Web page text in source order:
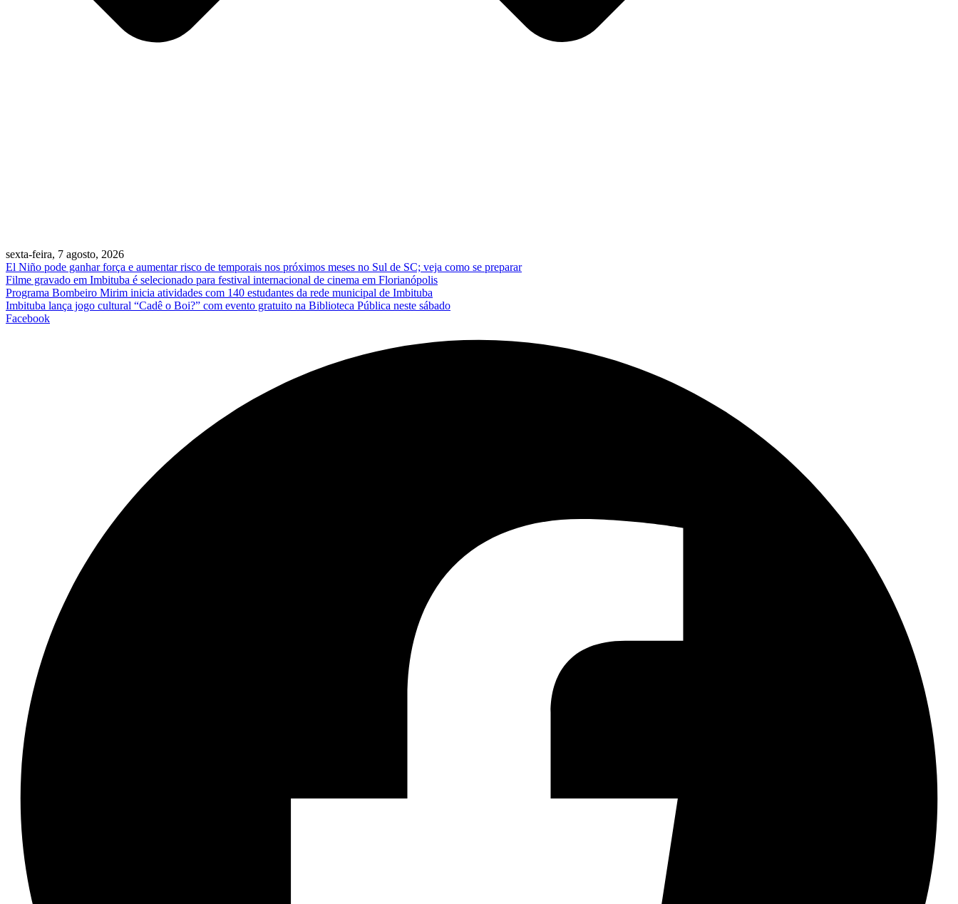
sexta-feira, 7 agosto, 2026
El Niño pode ganhar força e aumentar risco de temporais nos próximos meses no Sul de SC; veja como se preparar
Filme gravado em Imbituba é selecionado para festival internacional de cinema em Florianópolis
Programa Bombeiro Mirim inicia atividades com 140 estudantes da rede municipal de Imbituba
Imbituba lança jogo cultural “Cadê o Boi?” com evento gratuito na Biblioteca Pública neste sábado
Facebook